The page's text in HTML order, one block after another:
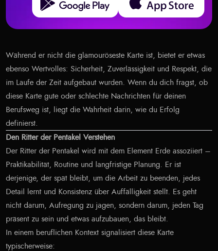
Während er nicht die glamouröseste Karte ist, bietet er etwas
ebenso Wertvolles: Sicherheit, Zuverlässigkeit und Respekt, die
im Laufe der Zeit aufgebaut wurden. Wenn du dich fragst, ob
diese Karte gute oder schlechte Nachrichten für deinen
Berufsweg ist, liegt die Wahrheit darin, wie du Erfolg
definierst.
Den Ritter der Pentakel Verstehen
Der Ritter der Pentakel wird mit dem Element Erde assoziiert –
Praktikabilität, Routine und langfristige Planung. Er ist
derjenige, der spät bleibt, um die Arbeit zu beenden, jedes
Detail lernt und Konsistenz über Auffälligkeit stellt. Es geht
nicht darum, Aufregung zu jagen, sondern darum, jeden Tag
präsent zu sein und etwas aufzubauen, das bleibt.
In einem beruflichen Kontext signalisiert diese Karte
typischerweise: